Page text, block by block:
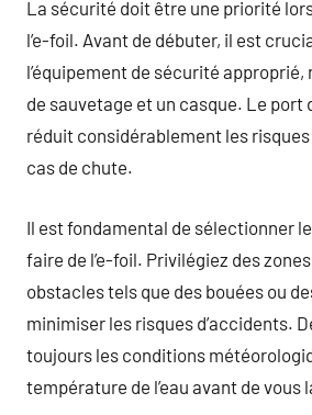
La sécurité doit être une priorité
l’e-foil. Avant de débuter, il est
l’équipement de sécurité
de sauvetage et un casque. Le port
réduit considérablement les risques
cas de chute.
Il est fondamental de sélectionner
faire de l’e-foil. Privilégiez des
obstacles tels que des bouées ou
minimiser les risques d’accidents.
toujours les conditions
température de l’eau avant de vous